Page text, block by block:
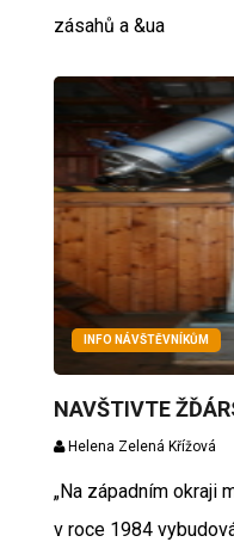
zásahů a &ua
INFO NÁVŠTĚVNÍKŮM
NAVŠTIVTE
Helena Zelená Křížová
„Na západním okraji
v roce 1984